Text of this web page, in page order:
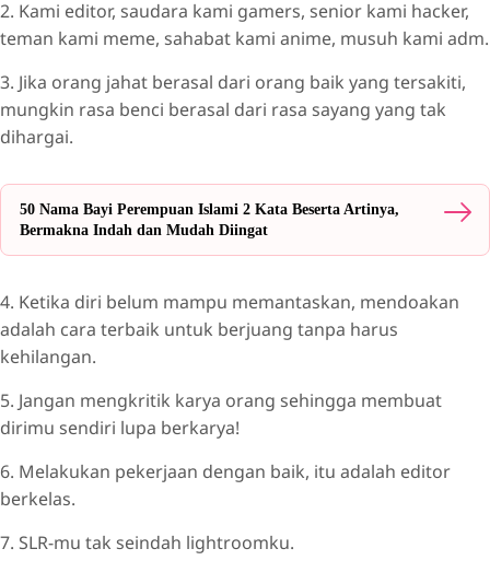
2. Kami editor, saudara kami gamers, senior kami hacker,
teman kami meme, sahabat kami anime, musuh kami adm.
3. Jika orang jahat berasal dari orang baik yang tersakiti,
mungkin rasa benci berasal dari rasa sayang yang tak
dihargai.
50 Nama Bayi Perempuan Islami 2 Kata Beserta Artinya,
Bermakna Indah dan Mudah Diingat
4. Ketika diri belum mampu memantaskan, mendoakan
adalah cara terbaik untuk berjuang tanpa harus
kehilangan.
5. Jangan mengkritik karya orang sehingga membuat
dirimu sendiri lupa berkarya!
6. Melakukan pekerjaan dengan baik, itu adalah editor
berkelas.
7. SLR-mu tak seindah lightroomku.